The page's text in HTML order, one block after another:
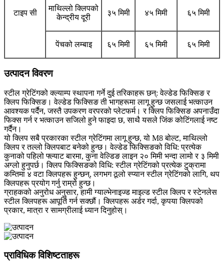
टाइप सी
माथिल्लो क्लिपको
केन्द्रीय दूरी
३५ मिमी ४५ मिमी ६५ मिमी
पेंचको लम्बाइ ६५ मिमी ६५ मिमी ६५ मिमी
उत्पादन विवरण
स्टील ग्रेटिंगको क्ल्याम्प स्थापना गर्ने दुई तरिकाहरू छन्: वेल्डेड फिक्सिङ र
क्लिप फिक्सिङ। वेल्डेड फिक्सिङ ती भागहरूमा लागू हुन्छ जसलाई भत्काउन
आवश्यक पर्दैन, जस्तै उपकरण वरपरको प्लेटफर्म। र क्लिप फिक्सिङ अपनाउँदा
फिक्स गर्न र भत्काउन सजिलो हुने फाइदा छ, साथै यसले जिंक कोटिंगलाई नष्ट
गर्दैन।
यो क्लिप सबै प्रकारका स्टील ग्रेटिंगमा लागू हुन्छ, यो M8 बोल्ट, माथिल्लो
क्लिप र तल्लो क्लिपबाट बनेको हुन्छ। वेल्डेड फिक्सिङको विधि: प्रत्येक
कुनाको पहिलो फ्ल्याट बारमा, कुना वेल्डिङ लाइन २० मिमी भन्दा लामो र ३ मिमी
अग्लो हुनुपर्छ। क्लिप फिक्सिङको विधि: स्टील ग्रेटिंगको प्रत्येक टुक्रामा
कम्तिमा ४ वटा क्लिपहरू हुन्छन्, लगभग ठूलो स्प्यान स्टील ग्रेटिंगको लागि, थप
क्लिपहरू प्रयोग गर्नु राम्रो हुन्छ।
ग्राहकको अनुरोध अनुसार, हामी ग्याल्भेनाइज्ड माइल्ड स्टील क्लिप र स्टेनलेस
स्टील क्लिपहरू आपूर्ति गर्न सक्छौं। क्लिपहरू अर्डर गर्दा, कृपया क्लिपको
प्रकार, मात्रा र सामग्रीलाई ध्यान दिनुहोस्।
प्राविधिक विशिष्टताहरू